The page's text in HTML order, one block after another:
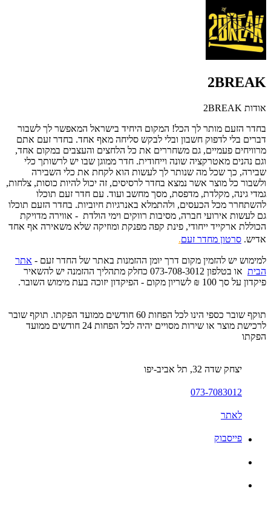
2BREAK
אודות 2BREAK
בחדר הזעם מותר לך הכל! המקום היחיד בישראל המאפשר לך לשבור
דברים בלי לדפוק חשבון ובלי לבקש סליחה מאף אחד. בחדר זעם אתם
מרוויחים פעמיים, גם משחררים את כל הלחצים והעצבים במקום אחד,
וגם נהנים מאטרקציה שונה וייחודית. חדר ממוגן שבו יש לרשותך כלי
שבירה, כך שכל מה שנותר לך לעשות הוא לקחת את כלי השבירה
ולשבור כל מוצר אשר נמצא בחדר לרסיסים, זה יכול להיות כוסות, צלחות,
גמדי גינה, מקלדת, מדפסת, מסך מחשב ועוד. עם חדר זעם תוכלו
להשתחרר מכל הכעסים, ולהתמלא באנרגיות חיוביות. בחדר הזעם תוכלו
גם לעשות אירועי חברה, מסיבות רווקים וימי הולדת - אווירה מדויקת
הכוללת ארקייד ייחודי, פינת קפה מפנקת ומוזיקה שלא משאירה אף אחד
אדיש. סרטון מחדר זעם.
למימוש יש להזמין מקום דרך יומן ההזמנות באתר של החדר זעם - אתר
הבית
או בטלפון 073-708-3012 כחלק מתהליך ההזמנה יש להשאיר
פיקדון על סך 100 ₪ לשריון מקום - הפיקדון יזוכה בעת מימוש השובר.
תוקף שובר כספי הינו לכל הפחות 60 חודשים ממועד הפקתו. תוקף שובר
לרכישת מוצר או שירות מסויים יהיה לכל הפחות 24 חודשים ממועד
הפקתו
יצחק שדה 32, תל אביב-יפו
073-7083012
לאתר
פייסבוק